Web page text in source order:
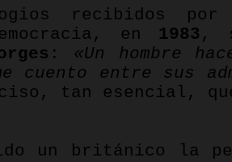
recibidos por
en 1983 ,
:
«Un hombre
cuento entre sus
tan esencial,
un británico la